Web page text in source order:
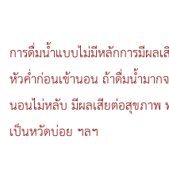
การดื่มน้ำแบบไม่มีหลักการมีผล
หัวค่ำก่อนเข้านอน ถ้าดื่มน้ำมาก
นอนไม่หลับ มีผลเสียต่อสุขภาพ
เป็นหวัดบ่อย ฯลฯ